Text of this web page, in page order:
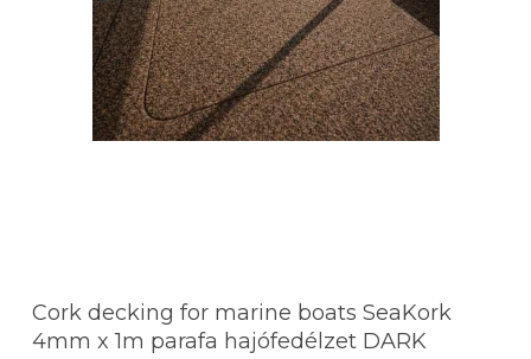
Cork decking for marine boats SeaKork
4mm x 1m parafa hajófedélzet DARK